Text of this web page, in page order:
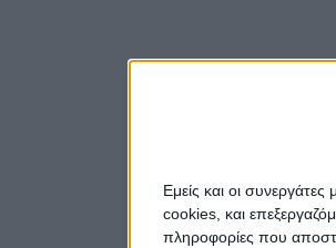
Εμείς και οι
cookies, και
πληροφορίες που